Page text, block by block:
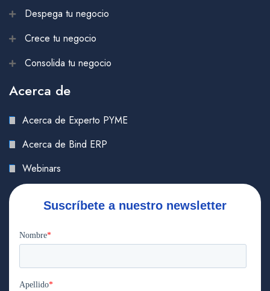
Despega tu negocio
Crece tu negocio
Consolida tu negocio
Acerca de
Acerca de Experto PYME
Acerca de Bind ERP
Webinars
Suscríbete a nuestro newsletter